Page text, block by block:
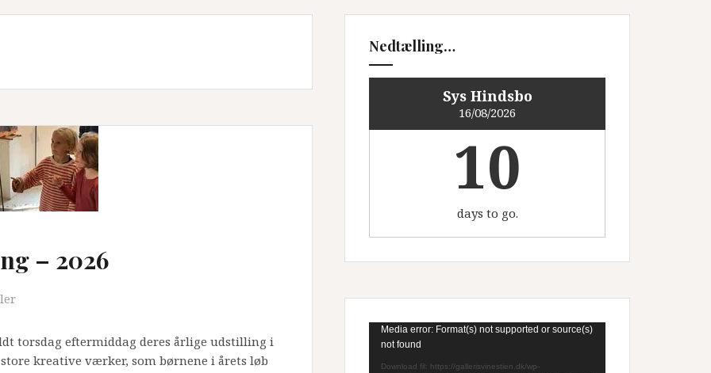
– 2026
torsdag eftermiddag deres årlige udstilling i
kreative værker, som børnene i årets løb
Nedtælling…
Sys Hindsbo
16/08/2026
10
days to go.
Videoafspiller
Media error: Format(s) not supported or source(s)
not found
Download fil: https://gallerisvinestien.dk/wp-